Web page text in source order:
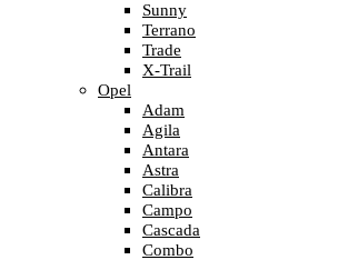
Sunny
Terrano
Trade
X-Trail
Opel
Adam
Agila
Antara
Astra
Calibra
Campo
Cascada
Combo